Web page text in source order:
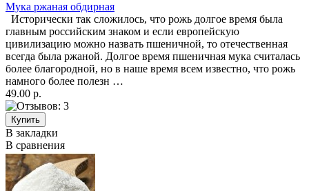
Мука ржаная обдирная
Исторически так сложилось, что рожь долгое время была
главным российским знаком и если европейскую
цивилизацию можно назвать пшеничной, то отечественная
всегда была ржаной. Долгое время пшеничная мука считалась
более благородной, но в наше время всем известно, что рожь
намного более полезн …
49.00 р.
В закладки
В сравнения